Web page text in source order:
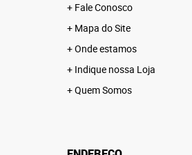
Fale Conosco
Mapa do Site
Onde estamos
Indique nossa Loja
Quem Somos